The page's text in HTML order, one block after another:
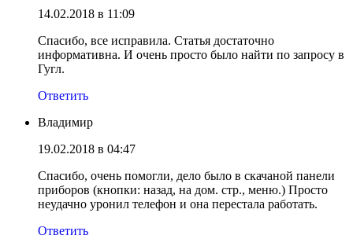
14.02.2018 в 11:09
Спасибо, все исправила. Статья достаточно
информативна. И очень просто было найти по запросу в
Гугл.
Ответить
Владимир
19.02.2018 в 04:47
Спасибо, очень помогли, дело было в скачаной панели
приборов (кнопки: назад, на дом. стр., меню.) Просто
неудачно уронил телефон и она перестала работать.
Ответить